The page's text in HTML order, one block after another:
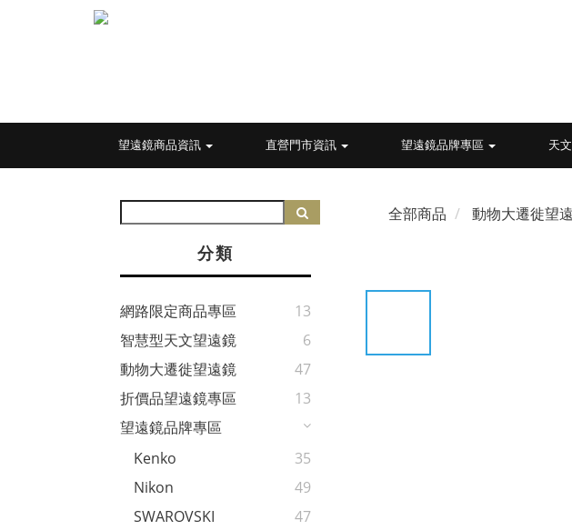
望遠鏡商品資訊 直營門市資訊 望遠鏡品牌專區 天
分類
網路限定商品專區
13
智慧型天文望遠鏡
6
動物大遷徙望遠鏡
47
折價品望遠鏡專區
13
望遠鏡品牌專區
Kenko
35
Nikon
49
SWAROVSKI
47
全部商品 動物大遷徙望